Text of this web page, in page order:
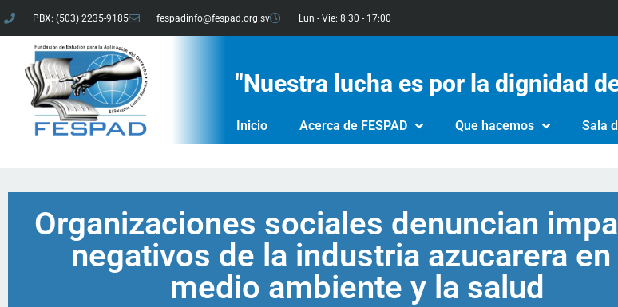
PBX: (503) 2235-9185 fespadinfo@fespad.org.sv Lun - Vie: 8:30 - 17:00
"Nuestra lucha es por la dignidad
Inicio Acerca de FESPAD Que hacemos Sala
Organizaciones sociales denuncian
negativos de la industria azucarera en
medio ambiente y la salud